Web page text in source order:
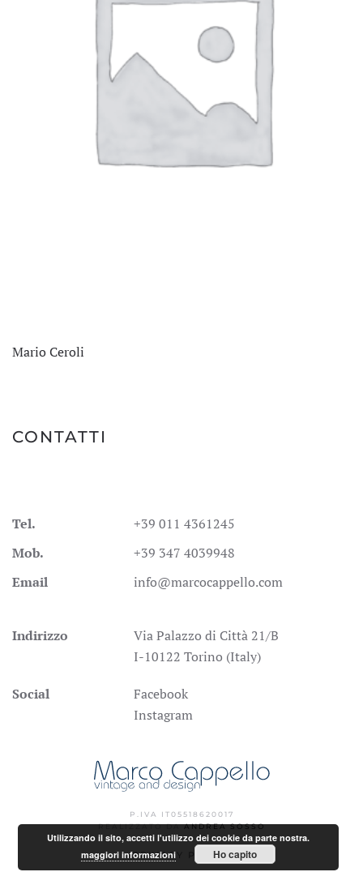
Mario Ceroli
CONTATTI
Tel.
+39 011 4361245
Mob.
+39 347 4039948
Email
info@marcocappello.com
Indirizzo
Via Palazzo di Città 21/B
I-10122 Torino (Italy)
Social
Facebook
Instagram
P.IVA IT05518620017
REALIZZATO DAANDREA SOSSO
PRIVACY POLICY
Utilizzando il sito, accetti l'utilizzo dei cookie da parte nostra.
maggiori informazioni
Ho capito